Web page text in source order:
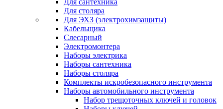
Для сантехника
Для столяра
Для ЭХЗ (электрохимзащиты)
Кабельщика
Слесарный
Электромонтера
Наборы электрика
Наборы сантехника
Наборы столяра
Комплекты искробезопасного инструмента
Наборы автомобильного инструмента
Набор трещоточных ключей и головок